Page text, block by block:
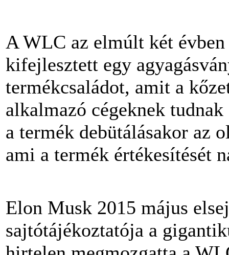
A WLC az elmúlt két
kifejlesztett egy
termékcsaládot, amit a
alkalmazó cégeknek
a termék debütálásakor az
ami a termék értékesítését
Elon Musk 2015 május
sajtótájékoztatója a